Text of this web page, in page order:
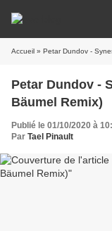
Accueil » Petar Dundov -
Petar Dundov -
Bäumel Remix)
Publié le 01/10/2020 à
Par Tael Pinault